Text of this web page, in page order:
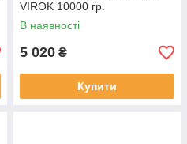
VIROK 10000 гр.
В наявності
5 020 ₴
Купити